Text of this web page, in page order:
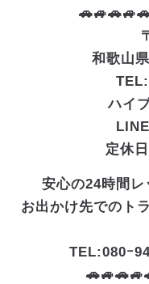
和歌山
ハイ
定休
安心の24時間レ
お出かけ先でのト
TEL:080ｰ